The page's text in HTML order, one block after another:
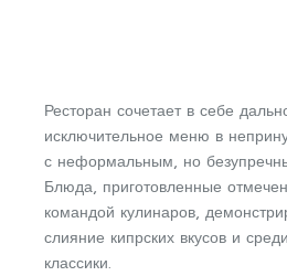
Ресторан сочетает в себе
исключительное меню в
с неформальным, но
Блюда, приготовленные
командой кулинаров,
слияние кипрских вкусов и
классики.